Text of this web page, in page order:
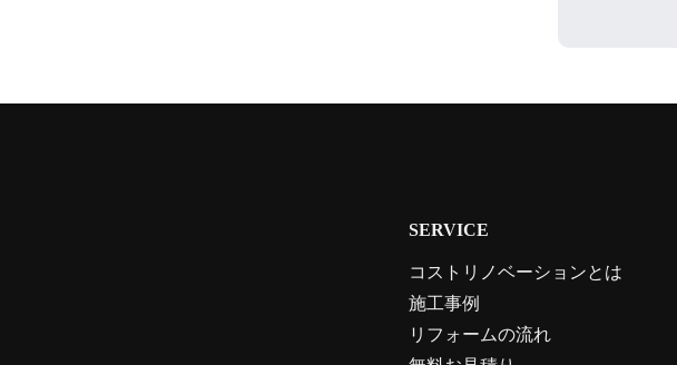
SERVICE
コストリノベーションとは
施工事例
リフォームの流れ